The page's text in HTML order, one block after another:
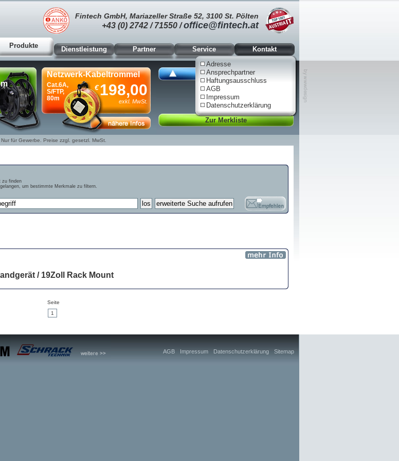
Fintech GmbH, Mariazeller Straße 52, 3100 St. Pölten
+43 (0) 2742 / 71550 /office@fintech.at
Produkte Dienstleistung Partner Service
Kontakt
Adresse
Ansprechpartner
Haftungsausschluss
AGB
Impressum
Datenschutzerklärung
Netzwerk-Kabeltrommel
Cat.6A,
S/FTP,
80m
198,00
€
exkl. MwSt.
Ansicht schließen
Sie haben
keine Artikel
auf Ihrer Merkliste
Zur Merkliste
Nur für Gewerbe. Preise zzgl. gesetzl. MwSt.
zu finden
um bestimmte Merkmale zu filtern.
/ 19Zoll Rack Mount
Seite
1
AGB Impressum Datenschutzerklärung Sitemap